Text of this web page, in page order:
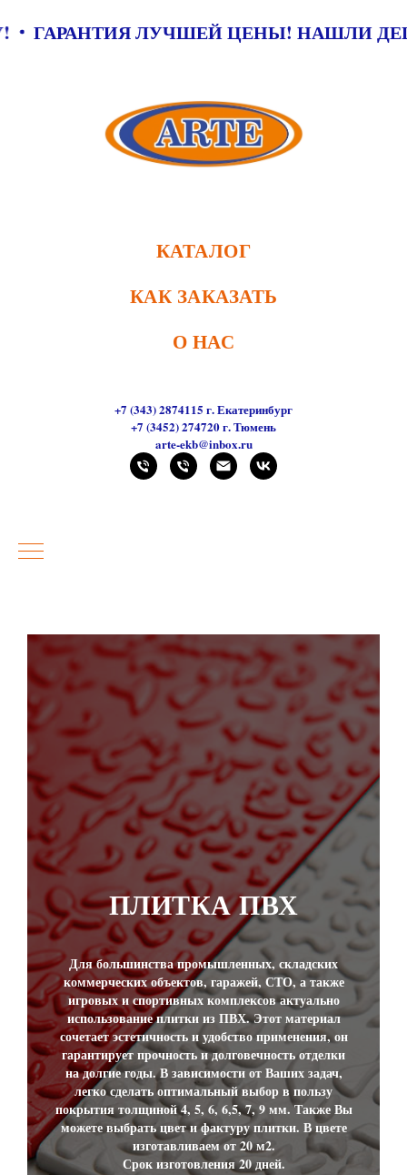
ЦЕНУ! ГАРАНТИЯ ЛУЧШЕЙ ЦЕНЫ!
КАТАЛОГ
КАК ЗАКАЗАТЬ
О НАС
+7 (343) 2874115 г. Екатеринбург
+7 (3452) 274720 г. Тюмень
arte-ekb@inbox.ru
ПЛИТКА ПВХ
Для большинства промышленных, складских
коммерческих объектов, гаражей, СТО, а также
игровых и спортивных комплексов актуально
использование плитки из ПВХ. Этот материал
сочетает эстетичность и удобство применения, он
гарантирует прочность и долговечность отделки
на долгие годы. В зависимости от Ваших задач,
легко сделать оптимальный выбор в пользу
покрытия толщиной 4, 5, 6, 6,5, 7, 9 мм. Также Вы
можете выбрать цвет и фактуру плитки. В цвете
изготавливаем от 20 м2.
Срок изготовления 20 дней.